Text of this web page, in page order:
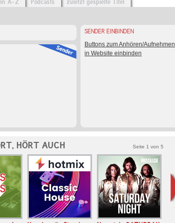
A-Z Podcasts zuletzt gespielte Titel
SENDER EINBINDEN
Buttons zum Anhören/Aufnehmen
in Website einbinden
HÖRT AUCH Seite 1 von 5